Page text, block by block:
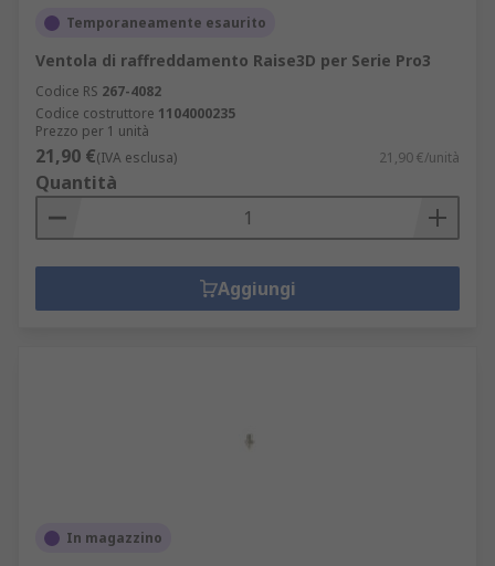
Temporaneamente esaurito
Ventola di raffreddamento Raise3D per Serie Pro3
Codice RS 267-4082
Codice costruttore 1104000235
Prezzo per 1 unità
21,90 €(IVA esclusa) 21,90 €/unità
Quantità
Aggiungi
In magazzino